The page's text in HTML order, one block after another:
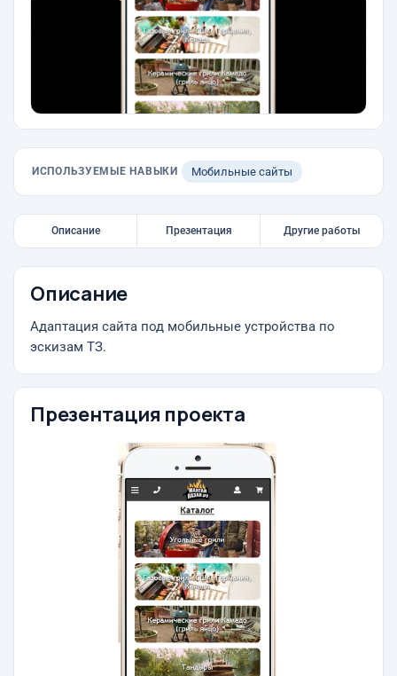
ИСПОЛЬЗУЕМЫЕ НАВЫКИ Мобильные сайты
Описание Презентация Другие работы
Описание
Адаптация сайта под мобильные устройства по
эскизам ТЗ.
Презентация проекта